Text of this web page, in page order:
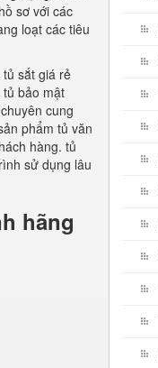
sơ với các
loạt các tiêu
sắt giá rẻ
bảo mật
cung
phẩm tủ văn
hàng. tủ
sử dụng lâu
hãng